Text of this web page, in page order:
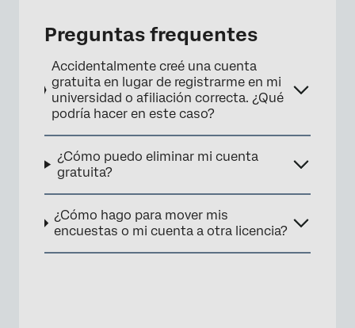
Preguntas frequentes
Accidentalmente creé una cuenta
gratuita en lugar de registrarme en mi
universidad o afiliación correcta. ¿Qué
podría hacer en este caso?
¿Cómo puedo eliminar mi cuenta
gratuita?
¿Cómo hago para mover mis
encuestas o mi cuenta a otra licencia?